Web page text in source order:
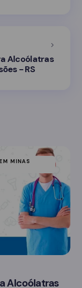
Alcoólatras
- RS
MINAS
Alcoólatras